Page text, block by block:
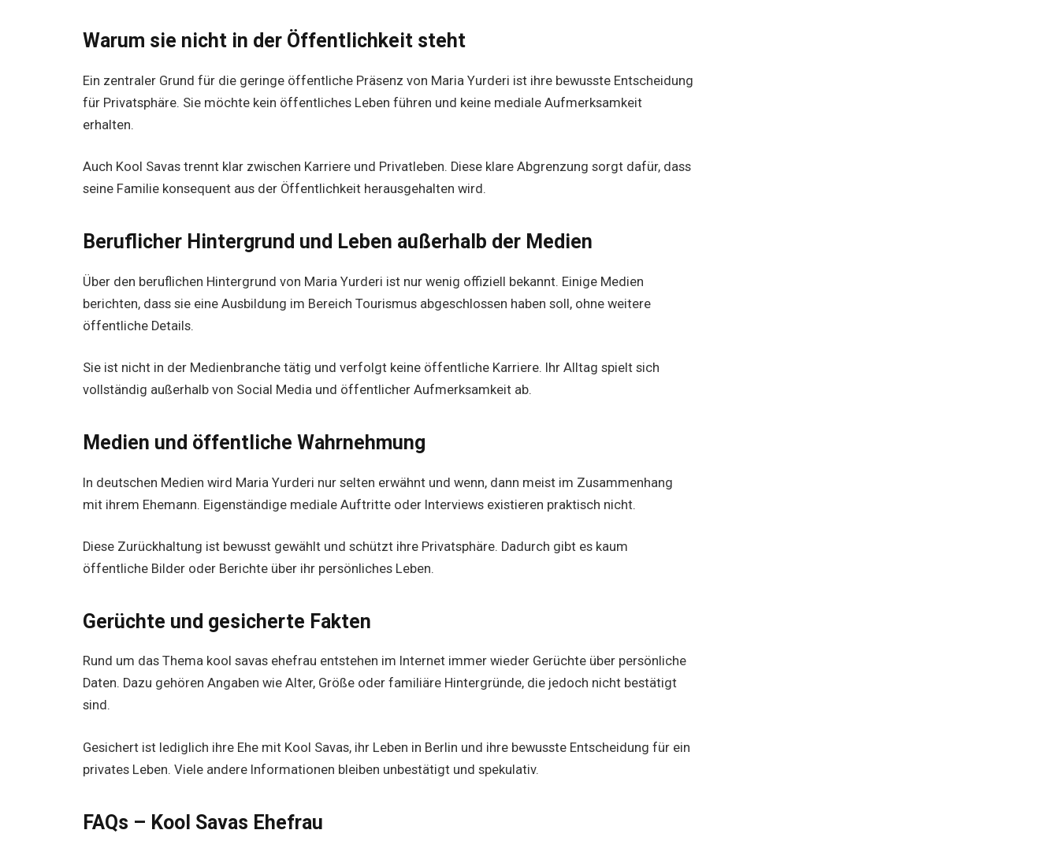
Warum sie nicht in der Öffentlichkeit steht
Ein zentraler Grund für die geringe öffentliche Präsenz von Maria Yurderi ist ihre bewusste Entscheidung
für Privatsphäre. Sie möchte kein öffentliches Leben führen und keine mediale Aufmerksamkeit
erhalten.
Auch Kool Savas trennt klar zwischen Karriere und Privatleben. Diese klare Abgrenzung sorgt dafür, dass
seine Familie konsequent aus der Öffentlichkeit herausgehalten wird.
Beruflicher Hintergrund und Leben außerhalb der Medien
Über den beruflichen Hintergrund von Maria Yurderi ist nur wenig offiziell bekannt. Einige Medien
berichten, dass sie eine Ausbildung im Bereich Tourismus abgeschlossen haben soll, ohne weitere
öffentliche Details.
Sie ist nicht in der Medienbranche tätig und verfolgt keine öffentliche Karriere. Ihr Alltag spielt sich
vollständig außerhalb von Social Media und öffentlicher Aufmerksamkeit ab.
Medien und öffentliche Wahrnehmung
In deutschen Medien wird Maria Yurderi nur selten erwähnt und wenn, dann meist im Zusammenhang
mit ihrem Ehemann. Eigenständige mediale Auftritte oder Interviews existieren praktisch nicht.
Diese Zurückhaltung ist bewusst gewählt und schützt ihre Privatsphäre. Dadurch gibt es kaum
öffentliche Bilder oder Berichte über ihr persönliches Leben.
Gerüchte und gesicherte Fakten
Rund um das Thema kool savas ehefrau entstehen im Internet immer wieder Gerüchte über persönliche
Daten. Dazu gehören Angaben wie Alter, Größe oder familiäre Hintergründe, die jedoch nicht bestätigt
sind.
Gesichert ist lediglich ihre Ehe mit Kool Savas, ihr Leben in Berlin und ihre bewusste Entscheidung für ein
privates Leben. Viele andere Informationen bleiben unbestätigt und spekulativ.
FAQs – Kool Savas Ehefrau